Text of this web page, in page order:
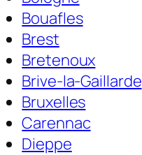
Bouafles
Brest
Bretenoux
Brive-la-Gaillarde
Bruxelles
Carennac
Dieppe